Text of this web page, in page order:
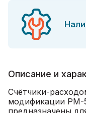
Описание и
Счётчики-
модификации
предназначены